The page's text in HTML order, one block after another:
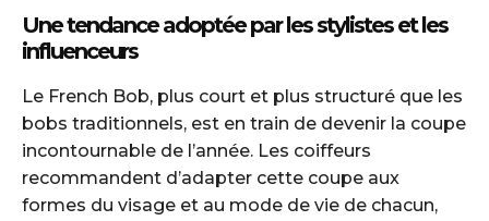
Une tendance adoptée par les stylistes et les
influenceurs
Le French Bob, plus court et plus structuré que les
bobs traditionnels, est en train de devenir la coupe
incontournable de l’année. Les coiffeurs
recommandent d’adapter cette coupe aux
formes du visage et au mode de vie de chacun,